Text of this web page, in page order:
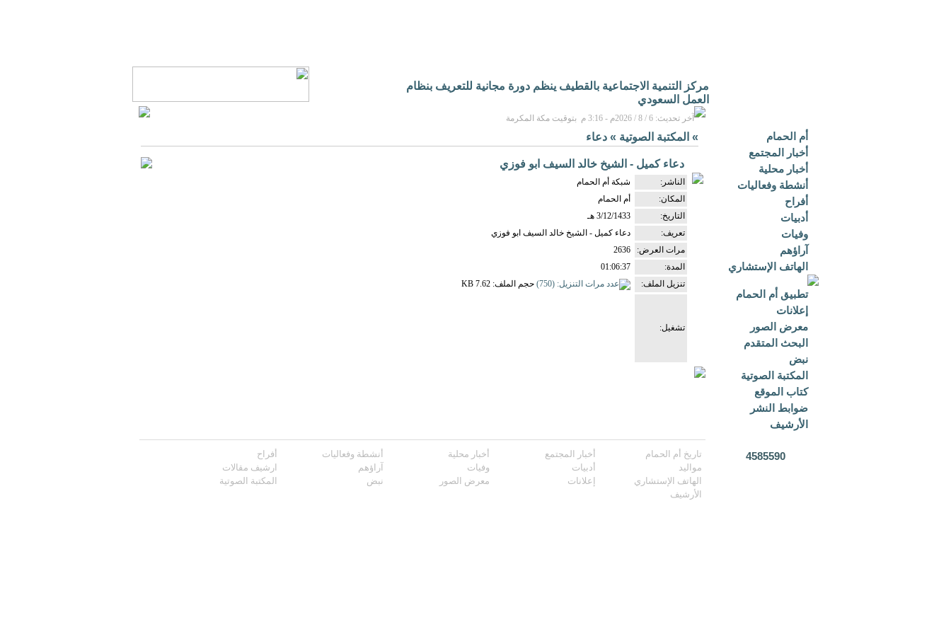
مركز التنمية الاجتماعية بالقطيف ينظم دورة مجانية للتعريف بنظام
العمل السعودي
آخر تحديث: 6 / 8 / 2026م - 3:16 م بتوقيت مكة المكرمة
أم الحمام
أخبار المجتمع
أخبار محلية
أنشطة وفعاليات
أفراح
أدبيات
وفيات
آراؤهم
الهاتف الإستشاري
تطبيق أم الحمام
إعلانات
معرض الصور
البحث المتقدم
نبض
المكتبة الصوتية
كتاب الموقع
ضوابط النشر
الأرشيف
» المكتبة الصوتية » دعاء
دعاء كميل - الشيخ خالد السيف ابو فوزي
الناشر:
شبكة أم الحمام
المكان:
أم الحمام
التاريخ:
3/12/1433 هـ
تعريف:
دعاء كميل - الشيخ خالد السيف ابو فوزي
مرات العرض:
2636
المدة:
01:06:37
تنزيل الملف:
حجم الملف: 7.62 KB
تشغيل:
4585590 تاريخ أم الحمام أخبار المجتمع أخبار محلية أنشطة وفعاليات
أفراح
مواليد
أدبيات وفيات آراؤهم
ارشيف مقالات
الهاتف الإستشاري
إعلانات معرض الصور نبض
المكتبة الصوتية
الأرشيف